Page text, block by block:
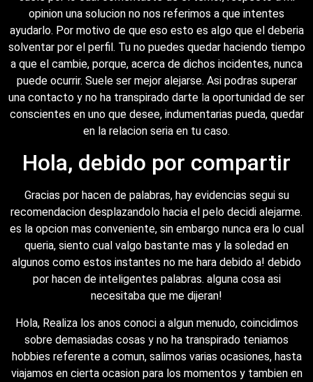
opinion una solucion no nos referimos a que intentes
ayudarlo. Por motivo de que eso esto es algo que el deberia
solventar por el perfil. Tu no puedes quedar haciendo tiempo
a que el cambie, porque, acerca de dichos incidentes, nunca
puede ocurrir. Suele ser mejor alejarse. Asi podras superar
una contacto y no ha transpirado darte la oportunidad de ser
conscientes en uno que desee, indumentarias pueda, quedar
en la relacion seria en tu caso.
Hola, debido por compartir
Gracias por hacen de palabras, hay evidencias segui su
recomendacion desplazandolo hacia el pelo decidi alejarme.
es la opcion mas conveniente, sin embargo nunca era lo cual
queria, siento cual valgo bastante mas y la soledad en
algunos como estos instantes no me hara debido a! debido
por hacen de inteligentes palabras. alguna cosa asi
necesitaba que me dijeran!
Hola, Realiza los anos conoci a algun menudo, coincidimos
sobre demasiadas cosas y no ha transpirado teniamos
hobbies referente a comun, salimos varias ocasiones, hasta
viajamos en cierta ocasion para los momentos y tambien en